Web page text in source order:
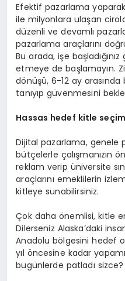
Efektif pazarlama
ile milyonlara ulaşan
düzenli ve devamlı
pazarlama araçlarını
Bu arada, işe
etmeye de başlamayın.
dönüşü, 6-12 ay
tanıyıp güvenmesini
Hassas hedef kitle
Dijital pazarlama, genele
bütçelerle çalışmanızın
reklam verip üniversite
araçlarını emeklilerin
kitleye sunabilirsiniz.
Çok daha önemlisi, kitle
Dilerseniz Alaska’daki
Anadolu bölgesini hedef
yıl öncesine kadar
bugünlerde patladı sizce?